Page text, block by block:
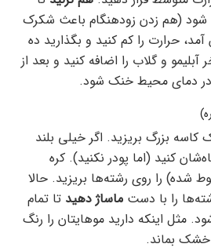
(هم زدن زودهنگام باعث شکرک
حرارت را کم کنید و بگذارید ده
و گلاب را اضافه کنید و بعد از
در دمای محیط خنک شود.
کاسه بزرگ بریزید. اگر خیلی بلند
کنید (اما پودر نکنید). کره
شده) را روی رشته‌ها بریزید. حالا
را با دست ماساژ دهید تا تمام
مثل اینکه دارید موهایتان را رنگ
خشک بماند.